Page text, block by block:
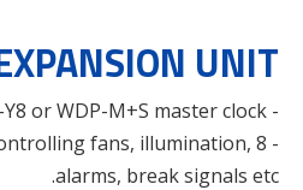
UNIT
- Connected to a WDP-Y8 or WDP-M+S master clock.
fans, illumination,
alarms, break signals etc.